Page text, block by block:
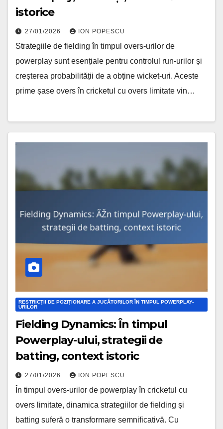
istorice
27/01/2026 ION POPESCU
Strategiile de fielding în timpul overs-urilor de
powerplay sunt esențiale pentru controlul run-urilor și
creșterea probabilității de a obține wicket-uri. Aceste
prime șase overs în cricketul cu overs limitate vin…
RESTRICȚII DE POZIȚIONARE A JUCĂTORILOR ÎN TIMPUL POWERPLAY-
URILOR
Fielding Dynamics: În timpul
Powerplay-ului, strategii de
batting, context istoric
27/01/2026 ION POPESCU
În timpul overs-urilor de powerplay în cricketul cu
overs limitate, dinamica strategiilor de fielding și
batting suferă o transformare semnificativă. Cu